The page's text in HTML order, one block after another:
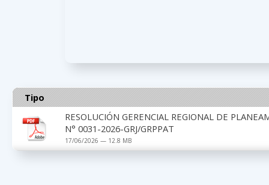
Tipo
RESOLUCIÓN GERENCIAL REGIONAL DE
N° 0031-2026-GRJ/GRPPAT
17/06/2026 — 12.8 MB